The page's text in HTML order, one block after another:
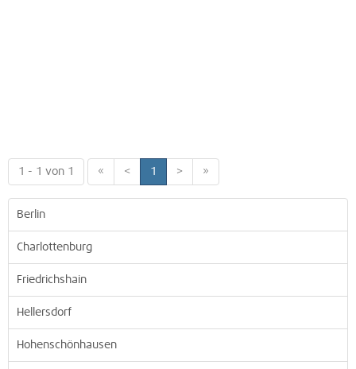
1 - 1 von 1 « < 1 > »
Berlin
Charlottenburg
Friedrichshain
Hellersdorf
Hohenschönhausen